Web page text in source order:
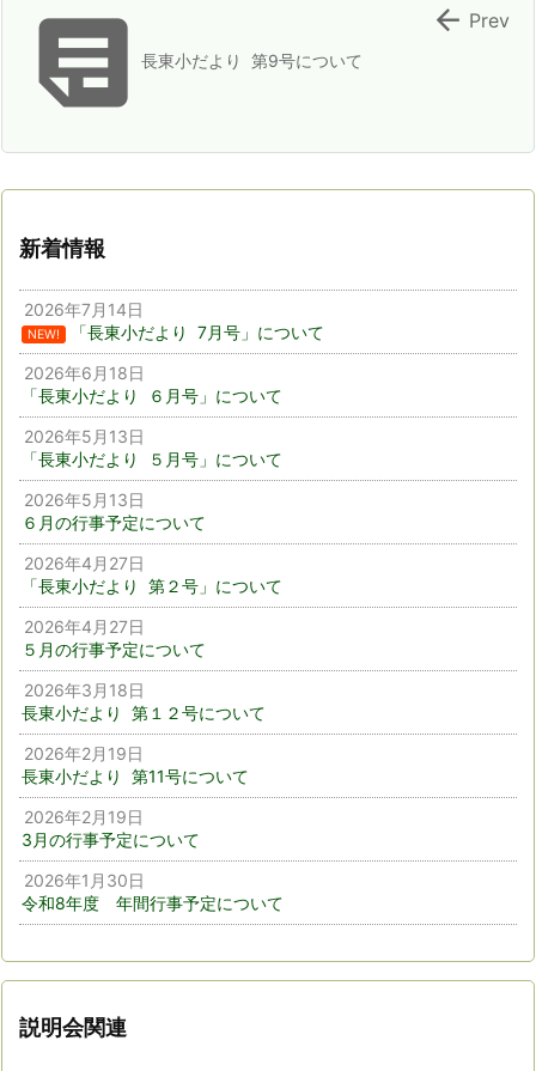
長東小だより 第9号について
 Prev
新着情報
2026年7月14日
NEW!
「長東小だより 7月号」について
2026年6月18日
「長東小だより ６月号」について
2026年5月13日
「長東小だより ５月号」について
2026年5月13日
６月の行事予定について
2026年4月27日
「長東小だより 第２号」について
2026年4月27日
５月の行事予定について
2026年3月18日
長東小だより 第１２号について
2026年2月19日
長東小だより 第11号について
2026年2月19日
3月の行事予定について
2026年1月30日
令和8年度 年間行事予定について
説明会関連